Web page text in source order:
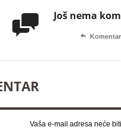
 Još nema

Vaša e-mail adresa neće